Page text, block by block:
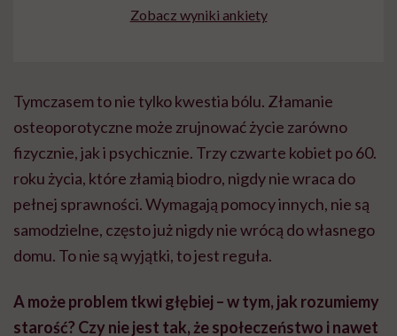
Zobacz wyniki ankiety
Tymczasem to nie tylko kwestia bólu. Złamanie
osteoporotyczne może zrujnować życie zarówno
fizycznie, jak i psychicznie. Trzy czwarte kobiet po 60.
roku życia, które złamią biodro, nigdy nie wraca do
pełnej sprawności. Wymagają pomocy innych, nie są
samodzielne, często już nigdy nie wrócą do własnego
domu. To nie są wyjątki, to jest reguła.
A może problem tkwi głębiej – w tym, jak rozumiemy
starość? Czy nie jest tak, że społeczeństwo i nawet